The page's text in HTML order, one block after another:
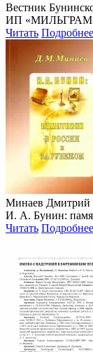
Вестник
ИП «МИЛЬГРАМ
Читать Подробнее
Минаев Дмитрий
И. А. Бунин:
Читать Подробнее